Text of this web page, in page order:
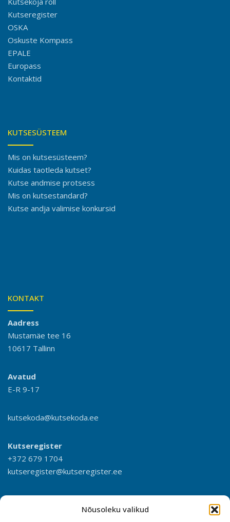
Nõusoleku valikud
Kutseregister
OSKA
Oskuste Kompass
EPALE
Europass
Kontaktid
KUTSESÜSTEEM
Mis on kutsesüsteem?
Kuidas taotleda kutset?
Kutse andmise protsess
Mis on kutsestandard?
Kutse andja valimise konkursid
KONTAKT
Aadress
Mustamäe tee 16
10617 Tallinn
Avatud
E-R 9-17
kutsekoda@kutsekoda.ee
Kutseregister
+372 679 1704
kutseregister@kutseregister.ee